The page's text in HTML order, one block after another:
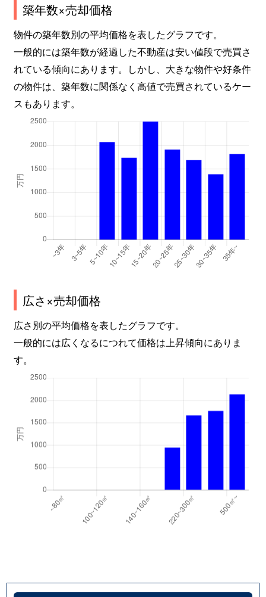
築年数×売却価格
物件の築年数別の平均価格を表したグラフです。
一般的には築年数が経過した不動産は安い値段で売買さ
れている傾向にあります。しかし、大きな物件や好条件
の物件は、築年数に関係なく高値で売買されているケー
スもあります。
広さ×売却価格
広さ別の平均価格を表したグラフです。
一般的には広くなるにつれて価格は上昇傾向にありま
す。